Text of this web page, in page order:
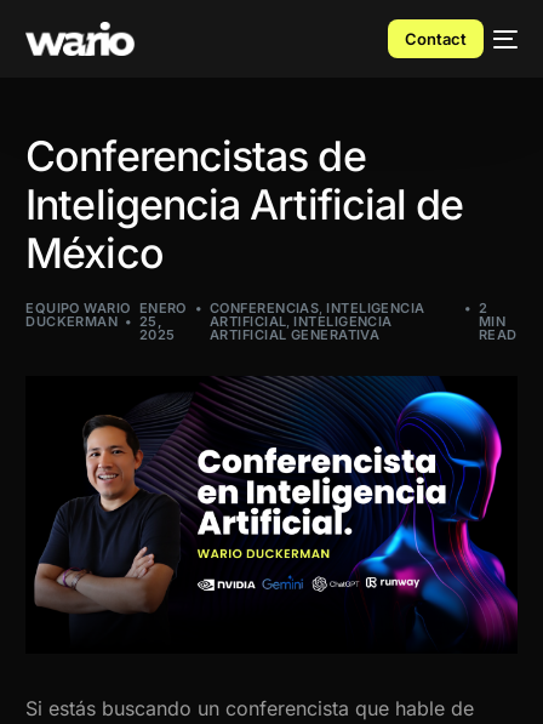
Contact
Conferencistas de
Inteligencia Artificial de
México
EQUIPO WARIO
DUCKERMAN
ENERO
25,
2025
CONFERENCIAS,INTELIGENCIA
ARTIFICIAL,INTELIGENCIA
ARTIFICIAL GENERATIVA
2
MIN
READ
Si estás buscando un conferencista que hable de